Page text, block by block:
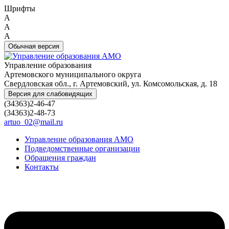
Шрифты
A
A
A
Обычная версия
Управление образования
Артемовского муниципального округа
Свердловская обл., г. Артемовский, ул. Комсомольская, д. 18
Версия для слабовидящих
(34363)2-46-47
(34363)2-48-73
artuo_02@mail.ru
Управление образования АМО
Подведомственные организации
Обращения граждан
Контакты